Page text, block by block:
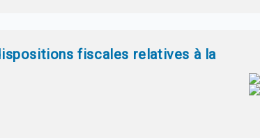
fiscales relatives à la